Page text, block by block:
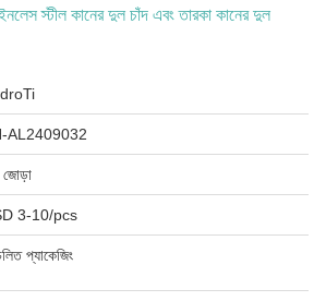
স্টীল কানের দুল চাঁদ এবং তারকা কানের দুল
AL2409032
3-10/pcs
প্যাকেজিং